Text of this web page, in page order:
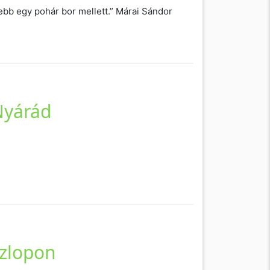
egy pohár bor mellett.” Márai Sándor